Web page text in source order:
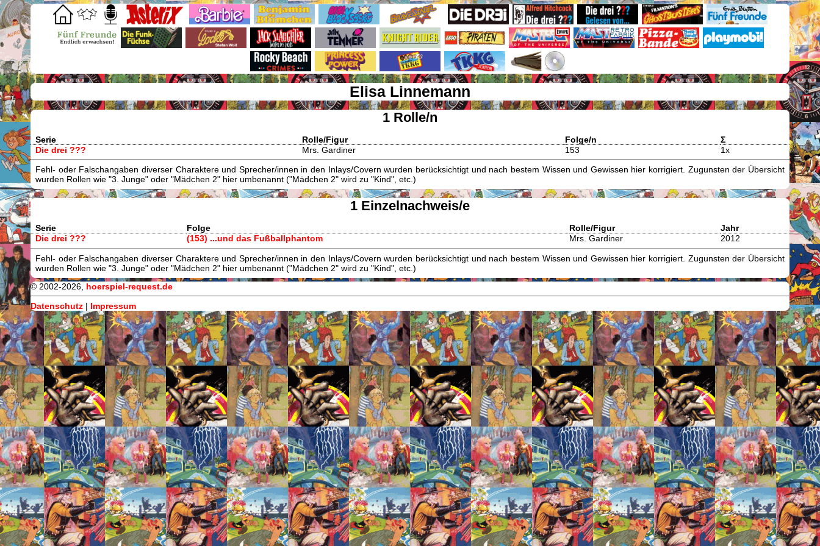
Elisa Linnemann
1 Rolle/n
Serie Rolle/Figur Folge/n
Σ
Die drei ???
Mrs. Gardiner 153 1x
Fehl- oder Falschangaben diverser Charaktere und Sprecher/innen in den Inlays/Covern wurden berücksichtigt und nach bestem Wissen und Gewissen hier korrigiert. Zugunsten der Übersicht
wurden Rollen wie "3. Junge" oder "Mädchen 2" hier umbenannt ("Mädchen 2" wird zu "Kind", etc.)
1 Einzelnachweis/e
Serie Folge Rolle/Figur
Jahr
Die drei ???
(153) ...und das Fußballphantom Mrs. Gardiner 2012
Fehl- oder Falschangaben diverser Charaktere und Sprecher/innen in den Inlays/Covern wurden berücksichtigt und nach bestem Wissen und Gewissen hier korrigiert. Zugunsten der Übersicht
wurden Rollen wie "3. Junge" oder "Mädchen 2" hier umbenannt ("Mädchen 2" wird zu "Kind", etc.)
© 2002-2026, hoerspiel-request.de
Datenschutz | Impressum